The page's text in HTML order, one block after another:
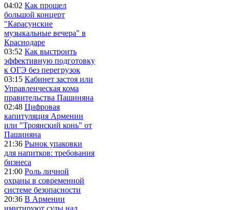
04:02 Как прошел
большой концерт
"Карасунские
музыкальные вечера" в
Краснодаре
03:52 Как выстроить
эффективную подготовку
к ОГЭ без перегрузок
03:15 Кабинет застоя или
Управленческая кома
правительства Пашиняна
02:48 Цифровая
капитуляция Армении
или "Троянский конь" от
Пашиняна
21:36 Рынок упаковки
для напитков: требования
бизнеса
21:00 Роль личной
охраны в современной
системе безопасности
20:36 В Армении
имитируют суды над